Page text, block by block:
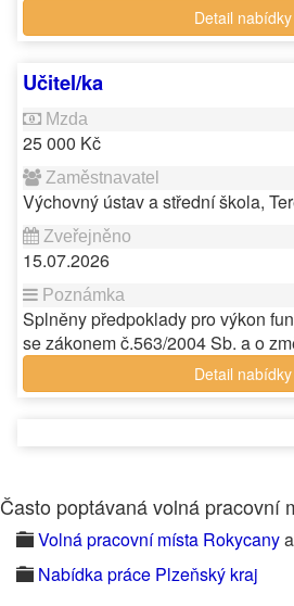
Detail nabídky
Učitel/ka
25 000 Kč
Výchovný ústav a střední škola,
15.07.2026
Splněny předpoklady pro výkon
se zákonem č.563/2004 Sb. a o
Detail nabídky
Často poptávaná volná pracovní
Volná pracovní místa Rokycany
Nabídka práce Plzeňský kraj